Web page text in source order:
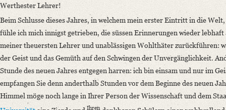
Place of Destination: Bonn
Manuscript
Provider: Dresden, Sächsische Landesbibliothek - Staats- und
OAI Id: DE-611-38972
Classification Number: Mscr.Dresd.e.90,XIX,Bd.3,Nr.2
Number of Pages: 3 S. auf Doppelbl., hs. m. U. u Adresse
Werthester Lehrer!
Beim Schlusse dieses Jahres, in welchem mein erster Eintritt in die
fühle ich mich innigst getrieben, die süssen Erinnerungen wieder
meiner theuersten Lehrer und unablässigen Wohlthäter zurückführen:
der Geist und das Gemüth auf den Schwingen der Unvergänglichkeit.
Stunde des neuen Jahres entgegen harren: ich bin einsam und nur im
empfangen Sie denn anderthalb Stunden vor dem Beginne des neuen
Himmel möge noch lange in Ihrer Person der Wissenschaft und dem
Ihren